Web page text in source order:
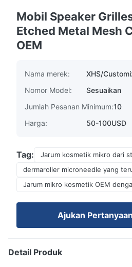
Mobil Speaker
Etched Metal Mesh
OEM
Nama merek:
XHS/
Nomor Model:
Sesuaikan
Jumlah Pesanan Minimum:10
Harga:
50-100USD
Tag:
Jarum kosmetik mikro dari
dermaroller microneedle yang
Jarum mikro kosmetik OEM
Ajukan
Detail Produk